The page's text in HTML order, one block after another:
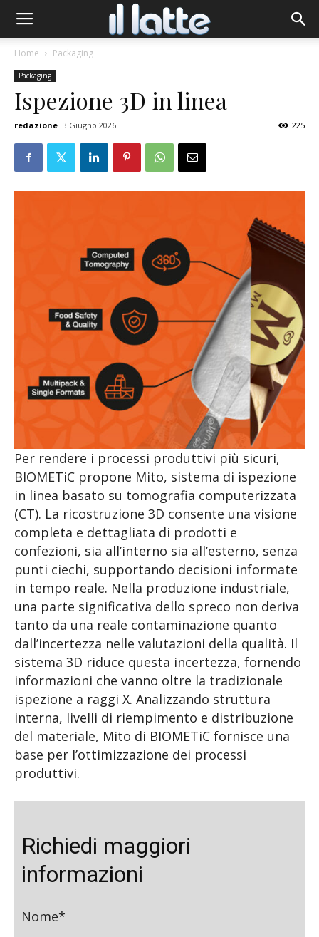
Home Packaging
Packaging
Ispezione 3D in linea
redazione 3 Giugno 2026 225
Per rendere i processi produttivi più sicuri,
BIOMETiC propone Mito, sistema di ispezione
in linea basato su tomografia computerizzata
(CT). La ricostruzione 3D consente una visione
completa e dettagliata di prodotti e
confezioni, sia all’interno sia all’esterno, senza
punti ciechi, supportando decisioni informate
in tempo reale. Nella produzione industriale,
una parte significativa dello spreco non deriva
tanto da una reale contaminazione quanto
dall’incertezza nelle valutazioni della qualità. Il
sistema 3D riduce questa incertezza, fornendo
informazioni che vanno oltre la tradizionale
ispezione a raggi X. Analizzando struttura
interna, livelli di riempimento e distribuzione
del materiale, Mito di BIOMETiC fornisce una
base per l’ottimizzazione dei processi
produttivi.
Richiedi maggiori
informazioni
Nome*